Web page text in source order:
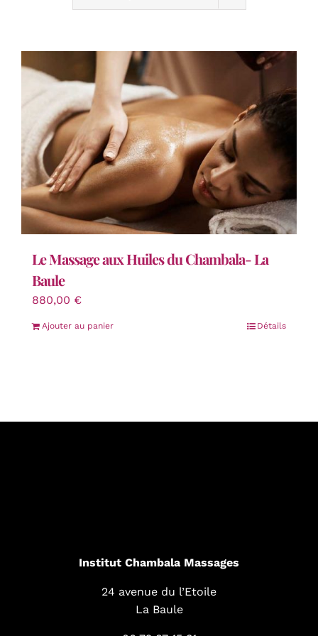
Le Massage aux Huiles du Chambala- La
Baule
880,00 €
Ajouter au panier Détails
Institut Chambala Massages
24 avenue du l’Etoile
La Baule